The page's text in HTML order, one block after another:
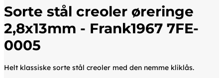
Sorte stål creoler øreringe
2,8x13mm - Frank1967 7FE-
0005
Helt klassiske sorte stål creoler med den nemme kliklås.